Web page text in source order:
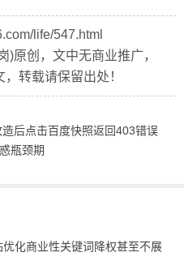
life/547.html
)原创，文中无商业推广，
转载请保留出处！
后点击百度快照返回403错误
瓶颈期
化商业性关键词降权甚至不展